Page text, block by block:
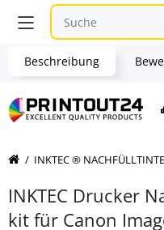
INKTEC ® NACHFÜLLTINTE
INKTEC Drucker
kit für Canon
Beschreibung